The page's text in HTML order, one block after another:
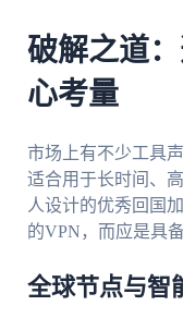
破解之道
心考量
市场上有不少工具
适合用于长时间、
人设计的优秀回国
的VPN，而应是具
全球节点与智